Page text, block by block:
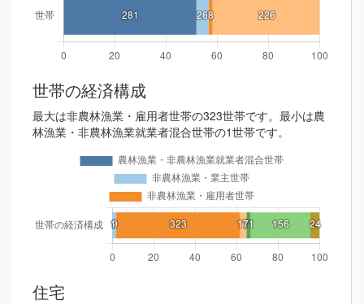
世帯の経済構成
最大は非農林漁業・雇用者世帯の323世帯です。最小は農
林漁業・非農林漁業就業者混合世帯の1世帯です。
住宅